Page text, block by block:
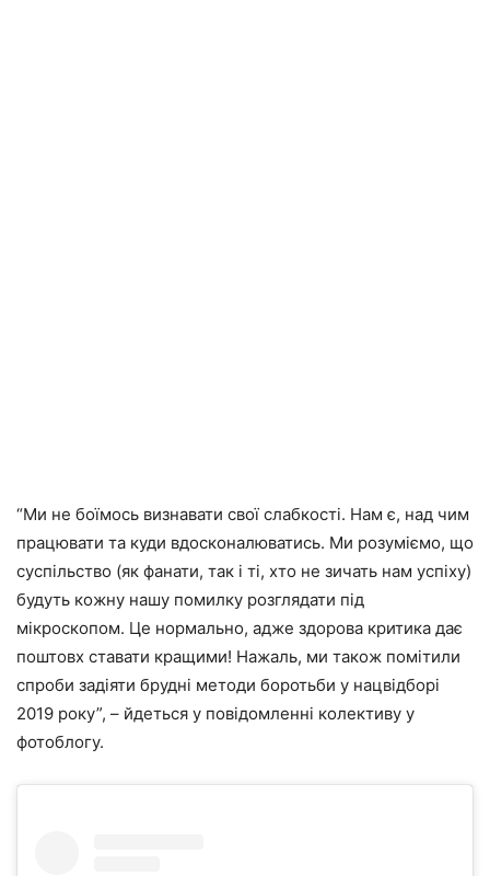
“Ми не боїмось визнавати свої слабкості. Нам є, над чим
працювати та куди вдосконалюватись. Ми розуміємо, що
суспільство (як фанати, так і ті, хто не зичать нам успіху)
будуть кожну нашу помилку розглядати під
мікроскопом. Це нормально, адже здорова критика дає
поштовх ставати кращими! Нажаль, ми також помітили
спроби задіяти брудні методи боротьби у нацвідборі
2019 року”, – йдеться у повідомленні колективу у
фотоблогу.